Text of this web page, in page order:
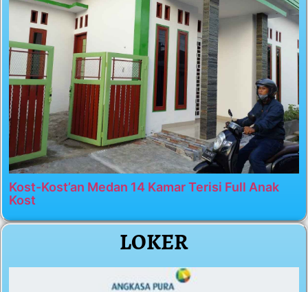
Kost-Kost’an Medan 14 Kamar Terisi Full Anak
Kost
LOKER